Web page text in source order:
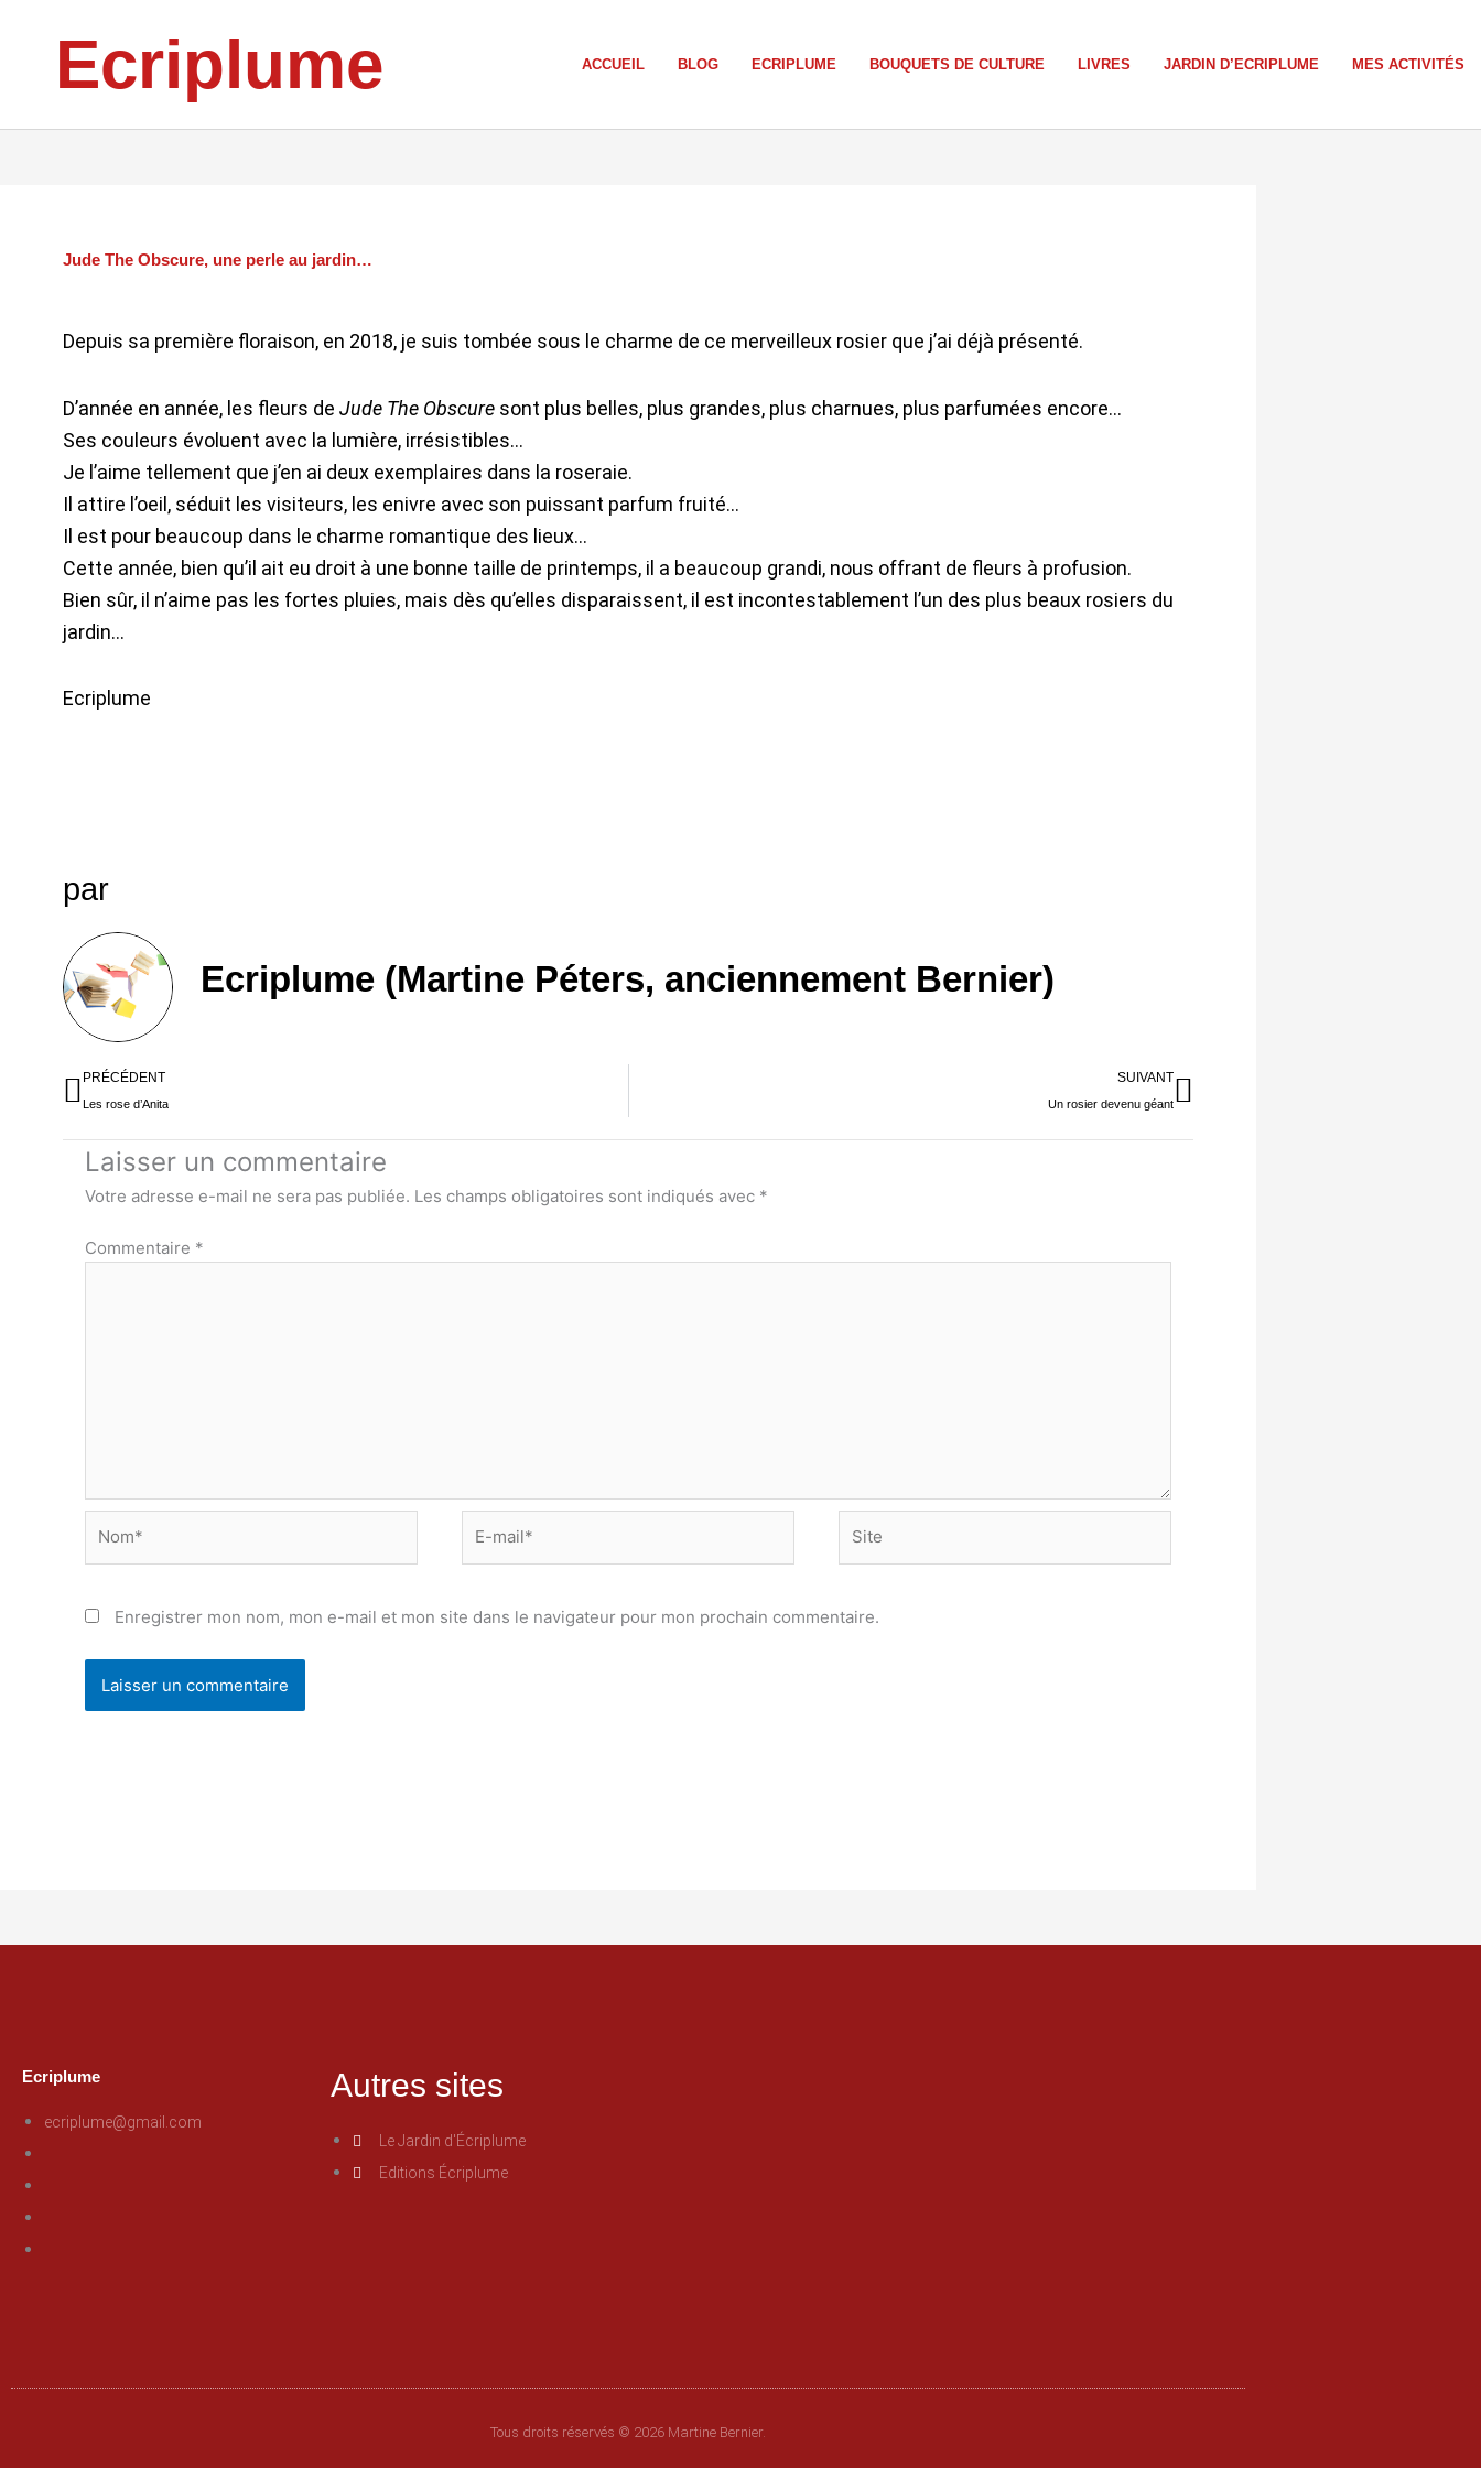
Ecriplume ACCUEIL BLOG ECRIPLUME BOUQUETS DE CULTURE LIVRES JARDIN D’ECRIPLUME MES ACTIVITÉS
Jude The Obscure, une perle au jardin…
Depuis sa première floraison, en 2018, je suis tombée sous le charme de ce merveilleux rosier que j’ai déjà présenté.
D’année en année, les fleurs de Jude The Obscure sont plus belles, plus grandes, plus charnues, plus parfumées encore…
Ses couleurs évoluent avec la lumière, irrésistibles…
Je l’aime tellement que j’en ai deux exemplaires dans la roseraie.
Il attire l’oeil, séduit les visiteurs, les enivre avec son puissant parfum fruité…
Il est pour beaucoup dans le charme romantique des lieux…
Cette année, bien qu’il ait eu droit à une bonne taille de printemps, il a beaucoup grandi, nous offrant de fleurs à profusion.
Bien sûr, il n’aime pas les fortes pluies, mais dès qu’elles disparaissent, il est incontestablement l’un des plus beaux rosiers du
jardin…
Ecriplume
par
Ecriplume (Martine Péters, anciennement Bernier)
Précédent
PRÉCÉDENT
Les rose d’Anita
SUIVANT
Un rosier devenu géant
Suivant
Laisser un commentaire
Votre adresse e-mail ne sera pas publiée. Les champs obligatoires sont indiqués avec *
Commentaire *
mail*
Enregistrer mon nom, mon e-mail et mon site dans le navigateur pour mon prochain commentaire.
Ecriplume
ecriplume@gmail.com
Autres sites
Le Jardin d'Écriplume
Editions Écriplume
Tous droits réservés © 2026 Martine Bernier.